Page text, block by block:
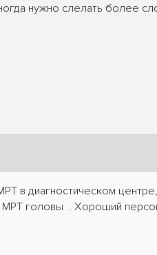
нужно слелать более
в диагностическом
МРТ головы . Хороший